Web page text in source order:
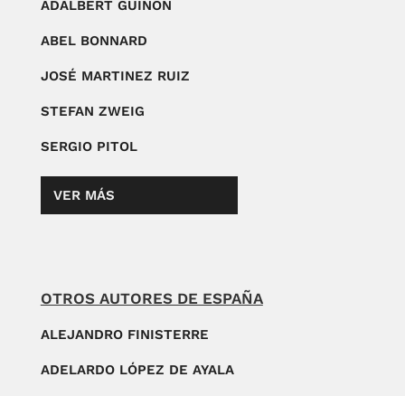
ADALBERT GUINON
ABEL BONNARD
JOSÉ MARTINEZ RUIZ
STEFAN ZWEIG
SERGIO PITOL
VER MÁS
OTROS AUTORES DE ESPAÑA
ALEJANDRO FINISTERRE
ADELARDO LÓPEZ DE AYALA